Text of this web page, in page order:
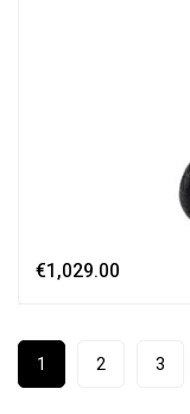
€1,029.00
1 2 3